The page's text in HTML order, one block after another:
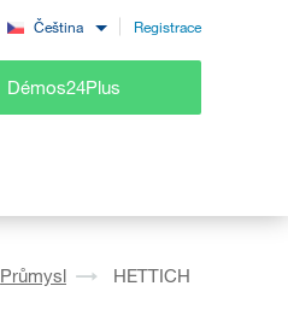
Čeština Registrace
Démos24Plus
Průmysl
HETTICH